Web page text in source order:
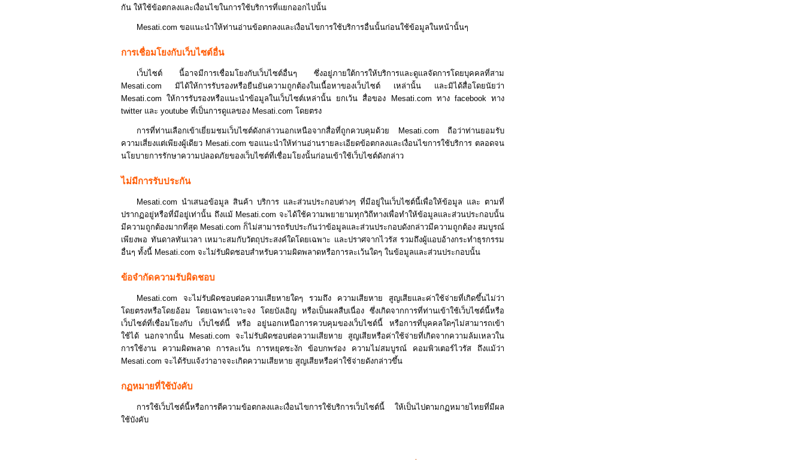
กัน ให้ใช้ข้อตกลงและเงื่อนไขในการใช้บริการที่แยกออกไปนั้น
Mesati.com ขอแนะนำให้ท่านอ่านข้อตกลงและเงื่อนไขการใช้บริการอื่นนั้นก่อนใช้ข้อมูลในหน้านั้นๆ
การเชื่อมโยงกับเว็บไซต์อื่น
เว็บไซต์ นี้อาจมีการเชื่อมโยงกับเว็บไซต์อื่นๆ ซึ่งอยู่ภายใต้การให้บริการและดูแลจัดการโดยบุคคลที่สาม
Mesati.com มิได้ให้การรับรองหรือยืนยันความถูกต้องในเนื้อหาของเว็บไซต์ เหล่านั้น และมิได้สื่อโดยนัยว่า
Mesati.com ให้การรับรองหรือแนะนำข้อมูลในเว็บไซต์เหล่านั้น ยกเว้น สื่อของ Mesati.com ทาง facebook ทาง
twitter และ youtube ที่เป็นการดูแลของ Mesati.com โดยตรง
การที่ท่านเลือกเข้าเยี่ยมชมเว็บไซต์ดังกล่าวนอกเหนือจากสื่อที่ถูกควบคุมด้วย Mesati.com ถือว่าท่านยอมรับ
ความเสี่ยงแต่เพียงผู้เดียว Mesati.com ขอแนะนำให้ท่านอ่านรายละเอียดข้อตกลงและเงื่อนไขการใช้บริการ ตลอดจน
นโยบายการรักษาความปลอดภัยของเว็บไซต์ที่เชื่อมโยงนั้นก่อนเข้าใช้เว็บไซต์ดังกล่าว
ไม่มีการรับประกัน
Mesati.com นำเสนอข้อมูล สินค้า บริการ และส่วนประกอบต่างๆ ที่มีอยู่ในเว็บไซต์นี้เพื่อให้ข้อมูล และ ตามที่
ปรากฏอยู่หรือที่มีอยู่เท่านั้น ถึงแม้ Mesati.com จะได้ใช้ความพยายามทุกวิถีทางเพื่อทำให้ข้อมูลและส่วนประกอบนั้น
มีความถูกต้องมากที่สุด Mesati.com ก็ไม่สามารถรับประกันว่าข้อมูลและส่วนประกอบดังกล่าวมีความถูกต้อง สมบูรณ์
เพียงพอ ทันดาลทันเวลา เหมาะสมกับวัตถุประสงค์ใดโดยเฉพาะ และปราศจากไวรัส รวมถึงผู้แอบอ้างกระทำธุรกรรม
อื่นๆ ทั้งนี้ Mesati.com จะไม่รับผิดชอบสำหรับความผิดพลาดหรือการละเว้นใดๆ ในข้อมูลและส่วนประกอบนั้น
ข้อจำกัดความรับผิดชอบ
Mesati.com จะไม่รับผิดชอบต่อความเสียหายใดๆ รวมถึง ความเสียหาย สูญเสียและค่าใช้จ่ายที่เกิดขึ้นไม่ว่า
โดยตรงหรือโดยอ้อม โดยเฉพาะเจาะจง โดยบังเอิญ หรือเป็นผลสืบเนื่อง ซึ่งเกิดจากการที่ท่านเข้าใช้เว็บไซต์นี้หรือ
เว็บไซต์ที่เชื่อมโยงกับ เว็บไซต์นี้ หรือ อยู่นอกเหนือการควบคุมของเว็บไซต์นี้ หรือการที่บุคคลใดๆไม่สามารถเข้า
ใช้ได้ นอกจากนั้น Mesati.com จะไม่รับผิดชอบต่อความเสียหาย สูญเสียหรือค่าใช้จ่ายที่เกิดจากความล้มเหลวใน
การใช้งาน ความผิดพลาด การละเว้น การหยุดชะงัก ข้อบกพร่อง ความไม่สมบูรณ์ คอมพิวเตอร์ไวรัส ถึงแม้ว่า
Mesati.com จะได้รับแจ้งว่าอาจจะเกิดความเสียหาย สูญเสียหรือค่าใช้จ่ายดังกล่าวขึ้น
กฏหมายที่ใช้บังคับ
การใช้เว็บไซต์นี้หรือการตีความข้อตกลงและเงื่อนไขการใช้บริการเว็บไซต์นี้ ให้เป็นไปตามกฏหมายไทยที่มีผล
ใช้บังคับ